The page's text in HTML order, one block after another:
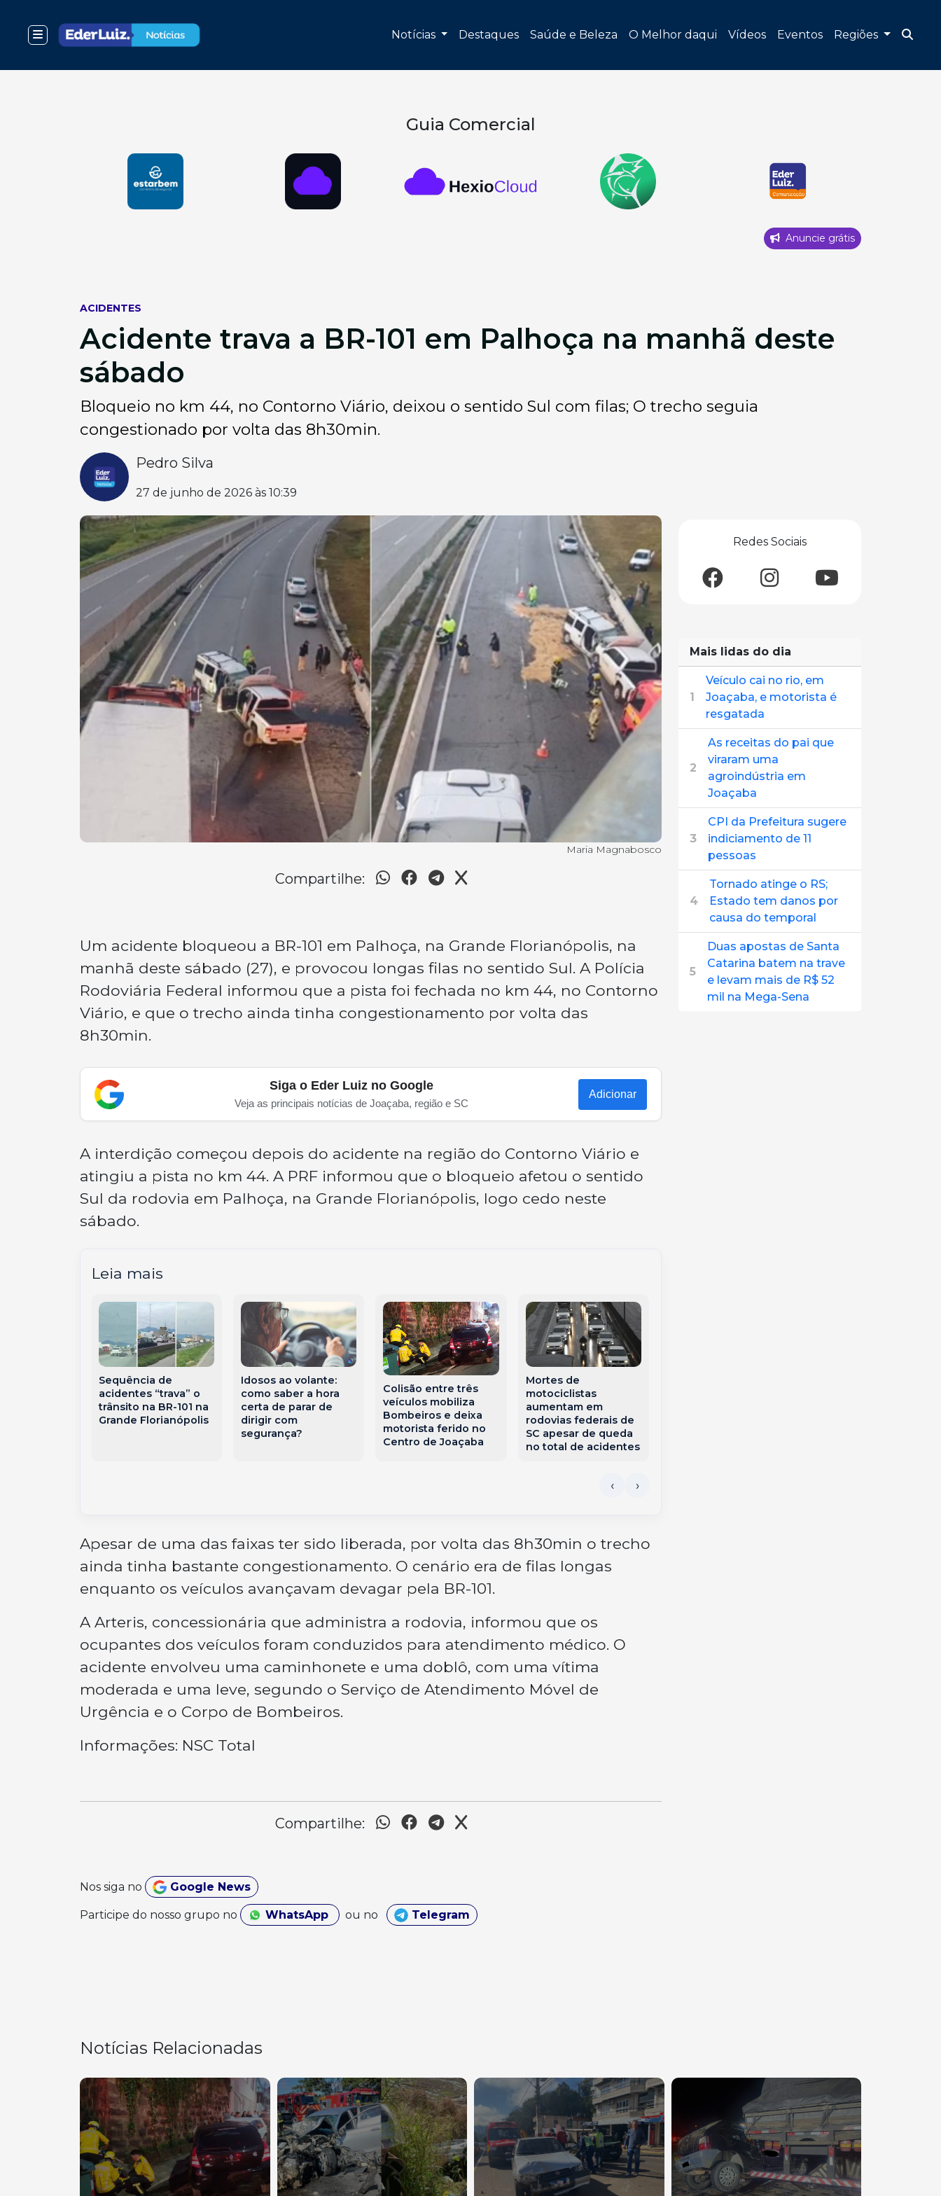
Notícias Destaques Saúde e Beleza O Melhor daqui Vídeos Eventos Regiões
Guia Comercial
Anuncie grátis
ACIDENTES
Acidente trava a BR-101 em Palhoça na manhã deste
sábado
Bloqueio no km 44, no Contorno Viário, deixou o sentido Sul com filas; O trecho seguia
congestionado por volta das 8h30min.
Pedro Silva
27 de junho de 2026 às 10:39
Maria Magnabosco
Compartilhe:
Um acidente bloqueou a BR-101 em Palhoça, na Grande Florianópolis, na
manhã deste sábado (27), e provocou longas filas no sentido Sul. A Polícia
Rodoviária Federal informou que a pista foi fechada no km 44, no Contorno
Viário, e que o trecho ainda tinha congestionamento por volta das
8h30min.
Siga o Eder Luiz no Google
Veja as principais notícias de Joaçaba, região e SC
Adicionar
A interdição começou depois do acidente na região do Contorno Viário e
atingiu a pista no km 44. A PRF informou que o bloqueio afetou o sentido
Sul da rodovia em Palhoça, na Grande Florianópolis, logo cedo neste
sábado.
Leia mais
Sequência de
acidentes “trava” o
trânsito na BR-101 na
Grande Florianópolis
Idosos ao volante:
como saber a hora
certa de parar de
dirigir com
segurança?
Colisão entre três
veículos mobiliza
Bombeiros e deixa
motorista ferido no
Centro de Joaçaba
Mortes de
motociclistas
aumentam em
rodovias federais de
SC apesar de queda
no total de acidentes
Apesar de uma das faixas ter sido liberada, por volta das 8h30min o trecho
ainda tinha bastante congestionamento. O cenário era de filas longas
enquanto os veículos avançavam devagar pela BR-101.
A Arteris, concessionária que administra a rodovia, informou que os
ocupantes dos veículos foram conduzidos para atendimento médico. O
acidente envolveu uma caminhonete e uma doblô, com uma vítima
moderada e uma leve, segundo o Serviço de Atendimento Móvel de
Urgência e o Corpo de Bombeiros.
Informações: NSC Total
Compartilhe:
Nos siga no Google News
Participe do nosso grupo no WhatsApp ou no Telegram
Redes Sociais
Mais lidas do dia
1
Veículo cai no rio, em
Joaçaba, e motorista é
resgatada
2
As receitas do pai que
viraram uma
agroindústria em
Joaçaba
3
CPI da Prefeitura sugere
indiciamento de 11
pessoas
4
Tornado atinge o RS;
Estado tem danos por
causa do temporal
5
Duas apostas de Santa
Catarina batem na trave
e levam mais de R$ 52
mil na Mega-Sena
Notícias Relacionadas